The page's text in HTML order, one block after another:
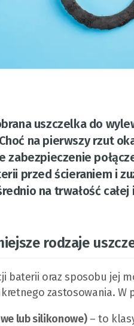
uszczelka do
na pierwszy rzut
zabezpieczenie
przed ścieraniem i
na trwałość
rodzaje
baterii oraz sposobu jej
zastosowania. W
lub silikonowe)– to